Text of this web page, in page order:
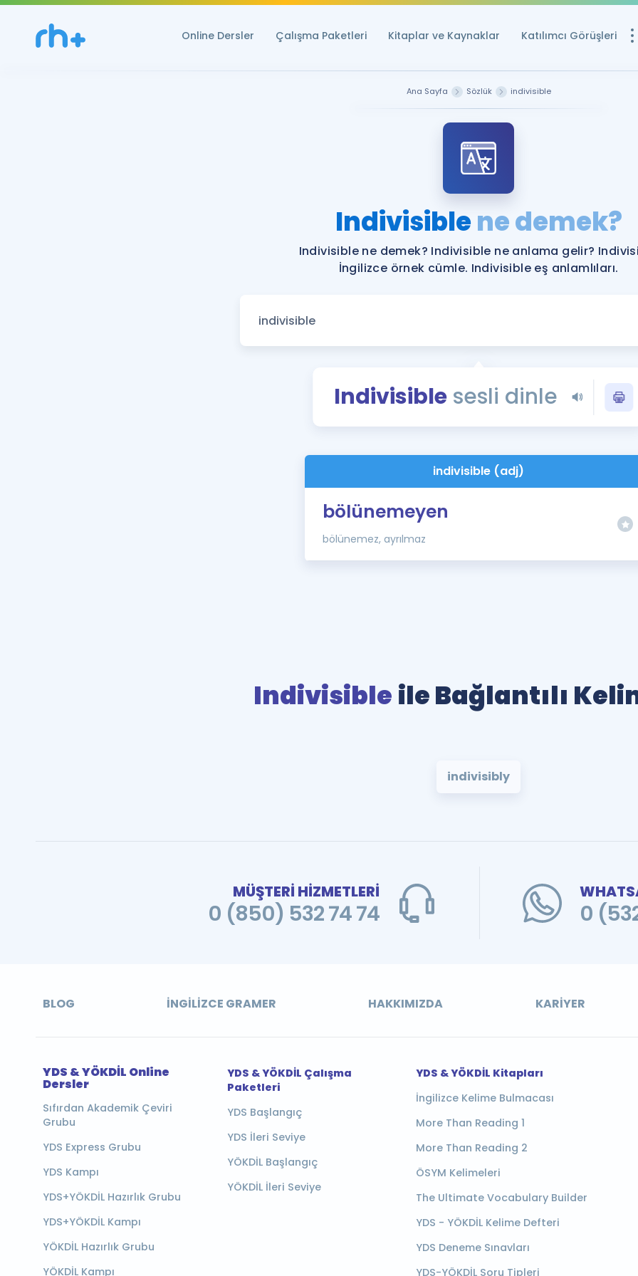
Online Dersler Çalışma Paketleri Kitaplar ve Kaynaklar Katılımcı Görüşleri
YDS ve YÖKDİL
YDS ve YÖKDİL'e
Tüm ÖSYM
YDS - YÖKDİL
İngilizce
Ana Sayfa Sözlük indivisible
Indivisiblene demek?
Indivisible ne demek? Indivisible ne anlama gelir?
İngilizce örnek cümle. Indivisible eş anlamlıları.
Indivisible sesli dinle
indivisible (adj)
bölünemeyen
bölünemez, ayrılmaz
Indivisible ile Bağlantılı
indivisibly
MÜŞTERİ HİZMETLERİ
0 (850) 532 74 74 0
BLOG İNGILIZCE GRAMER HAKKIMIZDA KARIYER
YDS & YÖKDİL Online
Dersler
Sıfırdan Akademik Çeviri
Grubu
YDS Express Grubu
YDS Kampı
YDS+YÖKDİL Hazırlık Grubu
YDS+YÖKDİL Kampı
YÖKDİL Hazırlık Grubu
YÖKDİL Kampı
YDS & YÖKDİL Çalışma
Paketleri
YDS Başlangıç
YDS İleri Seviye
YÖKDİL Başlangıç
YÖKDİL İleri Seviye
YDS & YÖKDİL Kitapları
İngilizce Kelime Bulmacası
More Than Reading 1
More Than Reading 2
ÖSYM Kelimeleri
The Ultimate Vocabulary Builder
YDS - YÖKDİL Kelime Defteri
YDS Deneme Sınavları
YDS-YÖKDİL Soru Tipleri